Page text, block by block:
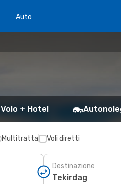
Auto
Volo + Hotel
Multitratta Voli diretti
Destinazione